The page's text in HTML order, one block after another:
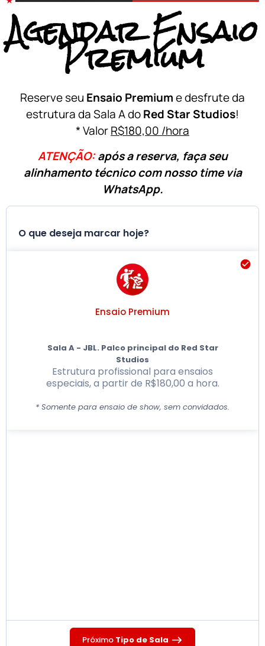
Agendar Ensaio
Premium
Reserve seu Ensaio Premiume desfrute da
estrutura da Sala A doRed Star Studios!
* ValorR$180,00 /hora
ATENÇÃO:após a reserva, faça seu
alinhamento técnico com nosso time via
WhatsApp.
O que deseja marcar hoje?
Ensaio Premium
Sala A - JBL. Palco principal do Red Star
Studios
Estrutura profissional para ensaios
especiais, a partir de R$180,00 a hora.
* Somente para ensaio de show, sem convidados.
Próximo Tipo de Sala